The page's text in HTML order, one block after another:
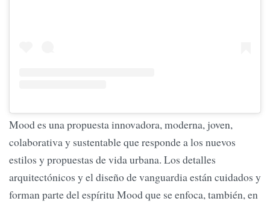
Mood es una propuesta innovadora, moderna, joven,
colaborativa y sustentable que responde a los nuevos
estilos y propuestas de vida urbana. Los detalles
arquitectónicos y el diseño de vanguardia están cuidados y
forman parte del espíritu Mood que se enfoca, también, en